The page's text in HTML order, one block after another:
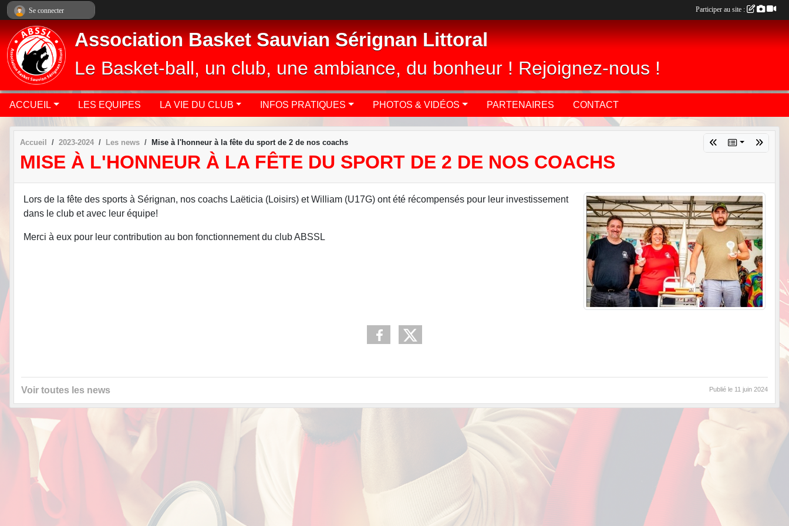
Association Basket Sauvian Sérignan Littoral
Le Basket-ball, un club, une ambiance, du bonheur ! Rejoignez-nous !
ACCUEIL LES EQUIPES LA VIE DU CLUB INFOS PRATIQUES PHOTOS & VIDÉOS PARTENAIRES CONTACT
Accueil 2023-2024 Les news Mise à l'honneur à la fête du sport de 2 de nos coachs
MISE À L'HONNEUR À LA FÊTE DU SPORT DE 2 DE NOS COACHS
Lors de la fête des sports à Sérignan, nos coachs Laëticia (Loisirs) et William (U17G) ont été récompensés pour leur investissement
dans le club et avec leur équipe!
Merci à eux pour leur contribution au bon fonctionnement du club ABSSL
Voir toutes les news Publié le 11 juin 2024
Se connecter Participer au site :
Panneau de gestion des cookies